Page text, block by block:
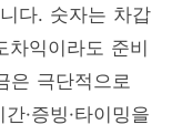
다. 숫자는 차갑
차익이라도 준비
은 극단적으로
·증빙·타이밍을